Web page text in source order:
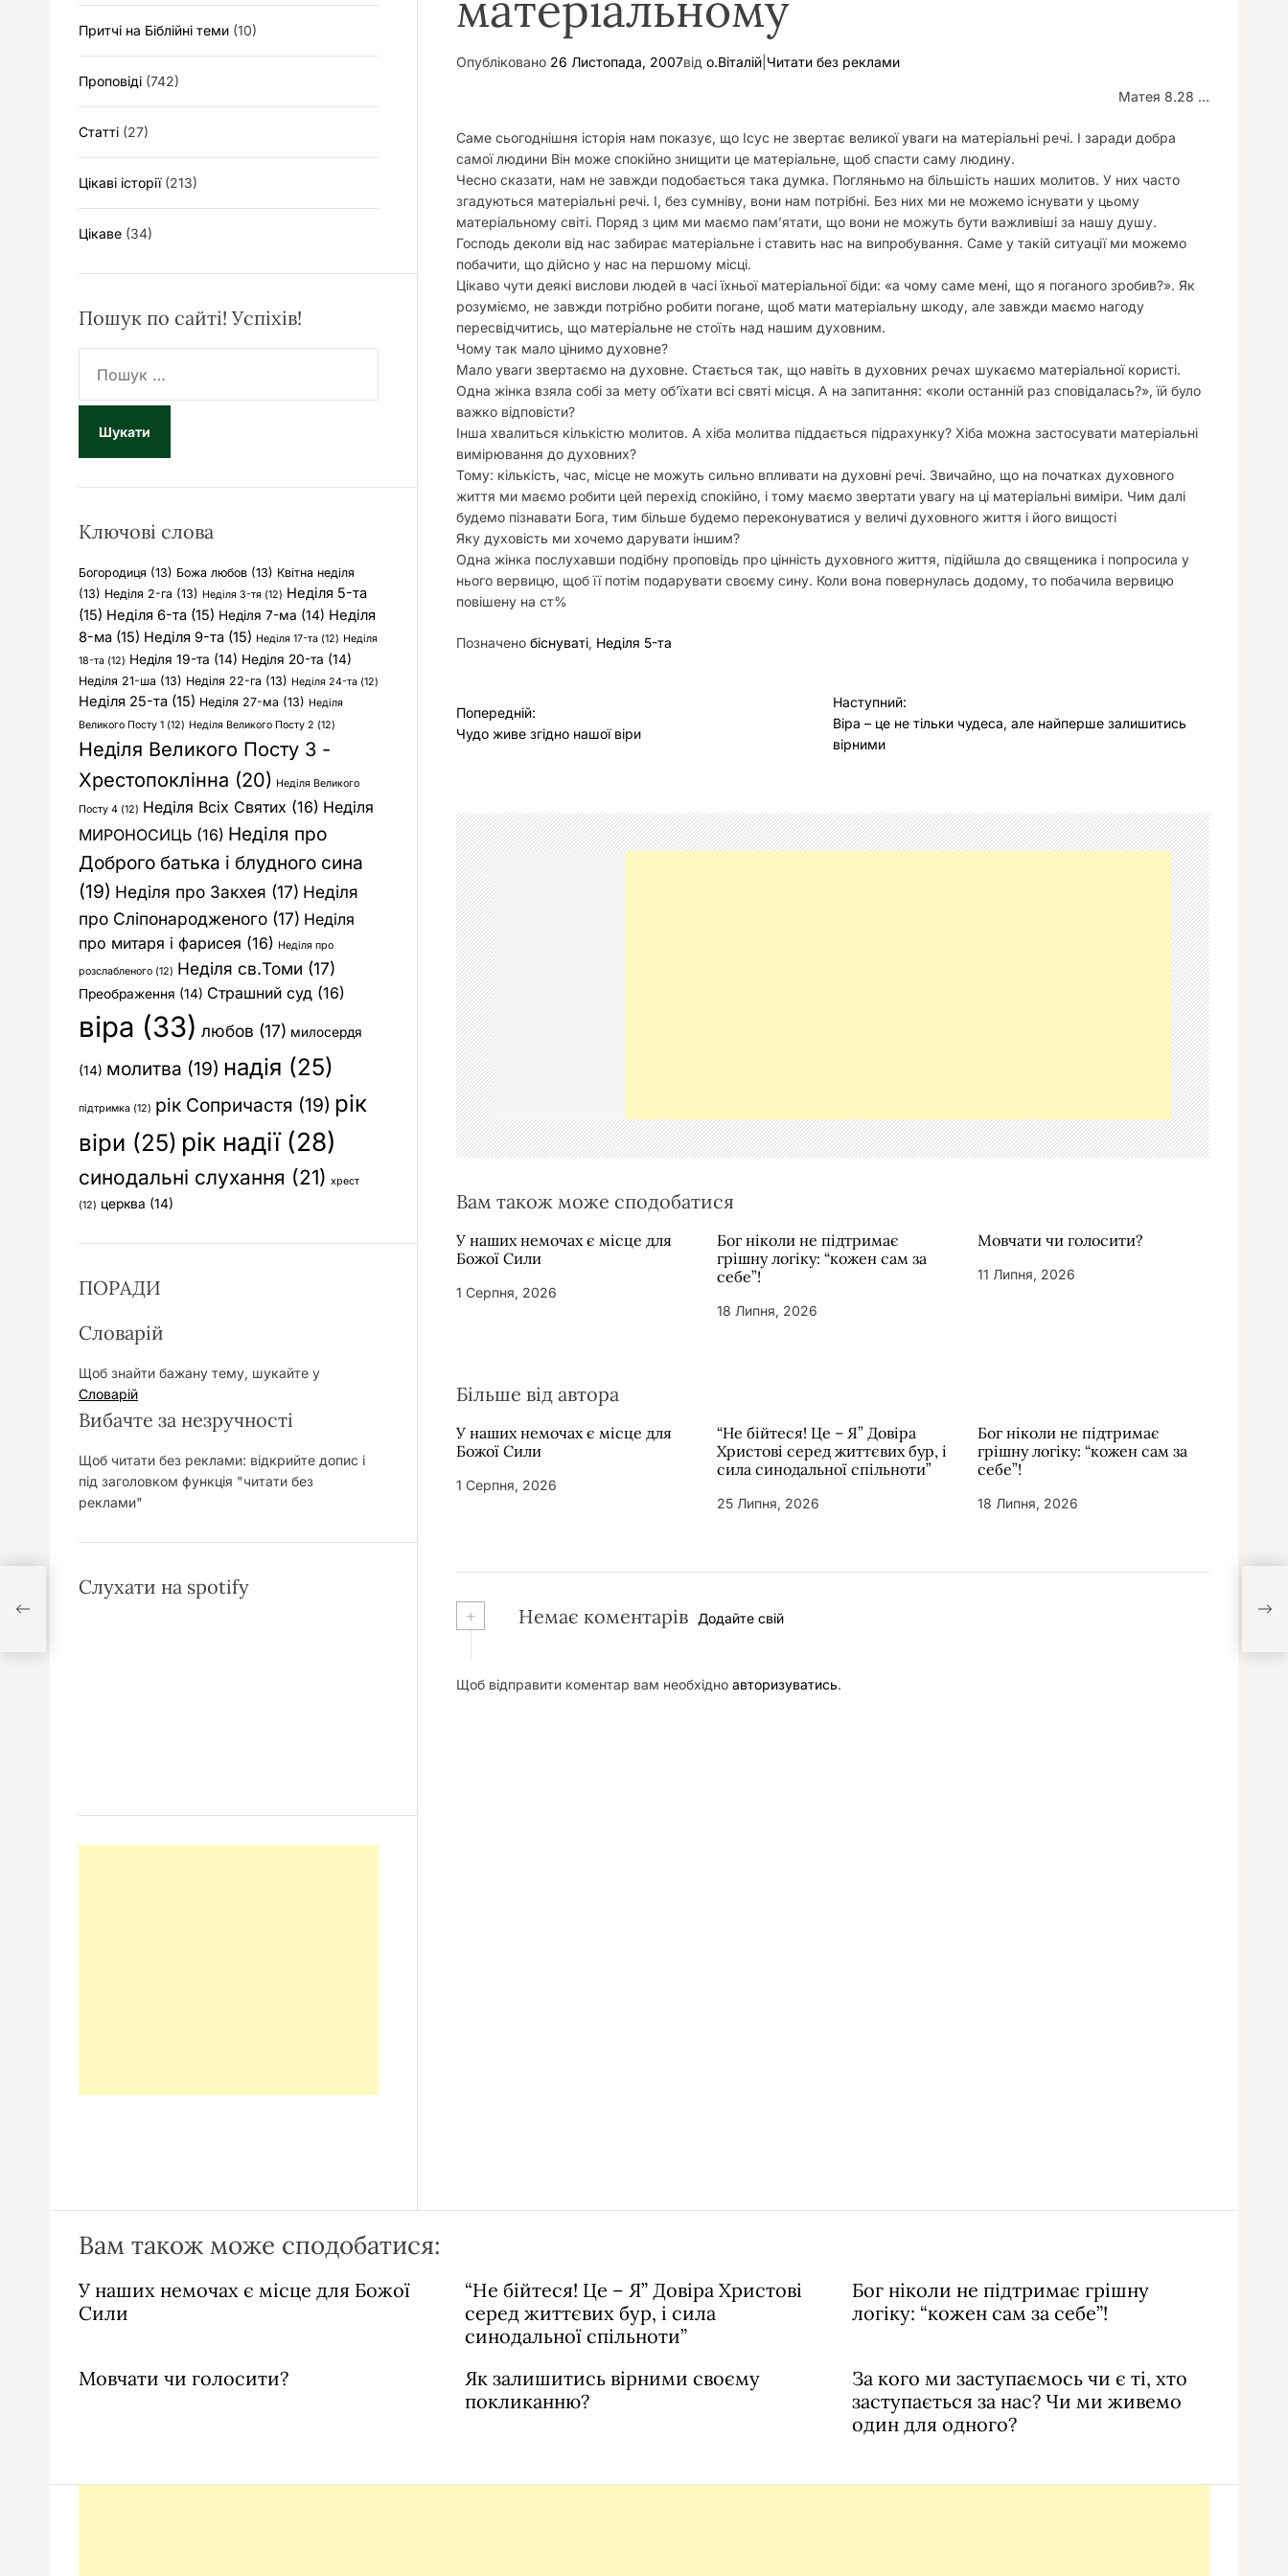
Опубліковано 26 Листопада, 2007від о.Віталій Читати без реклами
Матея 8.28 …
Саме сьогоднішня історія нам показує, що Ісус не звертає великої уваги на матеріальні речі. І заради добра
самої людини Він може спокійно знищити це матеріальне, щоб спасти саму людину.
Чесно сказати, нам не завжди подобається така думка. Погляньмо на більшість наших молитов. У них часто
згадуються матеріальні речі. І, без сумніву, вони нам потрібні. Без них ми не можемо існувати у цьому
матеріальному світі. Поряд з цим ми маємо пам’ятати, що вони не можуть бути важливіші за нашу душу.
Господь деколи від нас забирає матеріальне і ставить нас на випробування. Саме у такій ситуації ми можемо
побачити, що дійсно у нас на першому місці.
Цікаво чути деякі вислови людей в часі їхньої матеріальної біди: «а чому саме мені, що я поганого зробив?». Як
розуміємо, не завжди потрібно робити погане, щоб мати матеріальну шкоду, але завжди маємо нагоду
пересвідчитись, що матеріальне не стоїть над нашим духовним.
Чому так мало цінимо духовне?
Мало уваги звертаємо на духовне. Стається так, що навіть в духовних речах шукаємо матеріальної користі.
Одна жінка взяла собі за мету об’їхати всі святі місця. А на запитання: «коли останній раз сповідалась?», їй було
важко відповісти?
Інша хвалиться кількістю молитов. А хіба молитва піддається підрахунку? Хіба можна застосувати матеріальні
вимірювання до духовних?
Тому: кількість, час, місце не можуть сильно впливати на духовні речі. Звичайно, що на початках духовного
життя ми маємо робити цей перехід спокійно, і тому маємо звертати увагу на ці матеріальні виміри. Чим далі
будемо пізнавати Бога, тим більше будемо переконуватися у величі духовного життя і його вищості
Яку духовість ми хочемо дарувати іншим?
Одна жінка послухавши подібну проповідь про цінність духовного життя, підійшла до священика і попросила у
нього вервицю, щоб її потім подарувати своєму сину. Коли вона повернулась додому, то побачила вервицю
повішену на ст%
Позначено біснуваті, Неділя 5-та
Н
а
г
а
ц
і
я
з
а
п
и
с
і
Попередній:
Чудо живе згідно нашої віри
Наступний:
Віра – це не тільки чудеса, але найперше залишитись
вірними
Вам також може сподобатися
У наших немочах є місце для
Божої Сили
1 Серпня, 2026
Бог ніколи не підтримає
грішну логіку: “кожен сам за
себе”!
18 Липня, 2026
Мовчати чи голосити?
11 Липня, 2026
Більше від автора
У наших немочах є місце для
Божої Сили
1 Серпня, 2026
“Не бійтеся! Це – Я” Довіра
Христові серед життєвих бур, і
сила синодальної спільноти”
25 Липня, 2026
Бог ніколи не підтримає
грішну логіку: “кожен сам за
себе”!
18 Липня, 2026
+ Немає коментарів Додайте свій
Щоб відправити коментар вам необхідно авторизуватись.
Притчі на Біблійні теми (10)
Проповіді (742)
Статті (27)
Цікаві історії(213)
Цікаве (34)
Пошук по сайті! Успіхів!
ш
к
Ключові слова
Богородиця (13) Божа любов (13) Квітна неділя
(13) Неділя 2-га (13) Неділя 3-тя (12) Неділя 5-та
(15) Неділя 6-та (15) Неділя 7-ма (14) Неділя
8-ма (15) Неділя 9-та (15) Неділя 17-та (12) Неділя
18-та (12) Неділя 19-та (14) Неділя 20-та (14)
Неділя 21-ша (13) Неділя 22-га (13) Неділя 24-та (12)
Неділя 25-та (15) Неділя 27-ма (13) Неділя
Великого Посту 1 (12) Неділя Великого Посту 2 (12)
Неділя Великого Посту 3 -
Хрестопоклінна (20) Неділя Великого
Посту 4 (12) Неділя Всіх Святих (16) Неділя
МИРОНОСИЦЬ (16) Неділя про
Доброго батька і блудного сина
(19) Неділя про Закхея (17) Неділя
про Сліпонародженого (17) Неділя
про митаря і фарисея (16) Неділя про
розслабленого (12) Неділя св.Томи (17)
Преображення (14) Страшний суд (16)
віра (33) любов (17) милосердя
(14) молитва (19) надія (25)
підтримка (12) рік Сопричастя (19) рік
віри (25) рік надії(28)
синодальні слухання (21) хрест
(12) церква (14)
ПОРАДИ
Словарій
Щоб знайти бажану тему, шукайте у
Словарій
Вибачте за незручності
Щоб читати без реклами: відкрийте допис і
під заголовком функція "читати без
реклами"
Слухати на spotify
Вам також може сподобатися:
У наших немочах є місце для Божої
Сили
“Не бійтеся! Це – Я” Довіра Христові
серед життєвих бур, і сила
синодальної спільноти”
Бог ніколи не підтримає грішну
логіку: “кожен сам за себе”!
Мовчати чи голосити?
Як залишитись вірними своєму
покликанню?
За кого ми заступаємось чи є ті, хто
заступається за нас? Чи ми живемо
один для одного?